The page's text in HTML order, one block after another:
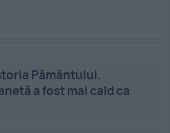
Pământului.
a fost mai cald ca